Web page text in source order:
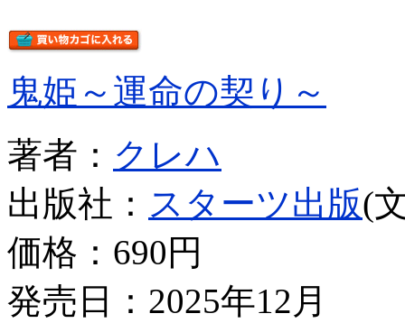
鬼姫～運命の契り～
著者： クレハ
出版社： スターツ出版(
価格： 690円
発売日：2025年12月